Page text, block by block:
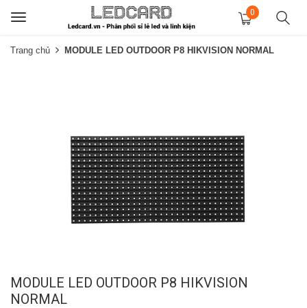
Toggle
0
Trang chủ MODULE LED OUTDOOR P8 HIKVISION NORMAL
MODULE LED OUTDOOR P8 HIKVISION
NORMAL